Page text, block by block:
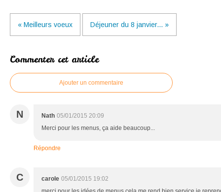
« Meilleurs voeux Déjeuner du 8 janvier... »
Commenter cet article
Ajouter un commentaire
N Nath 05/01/2015 20:09
Merci pour les menus, ça aide beaucoup...
Répondre
C carole 05/01/2015 19:02